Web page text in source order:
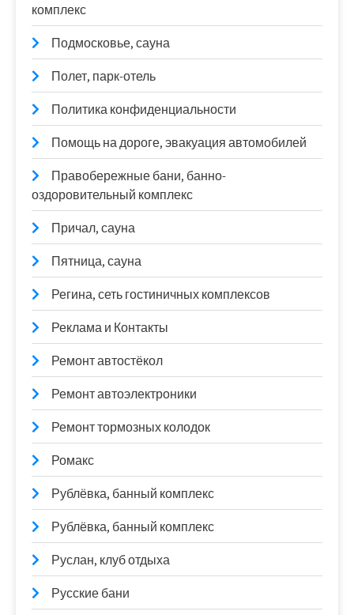
комплекс
Подмосковье, сауна
Полет, парк-отель
Политика конфиденциальности
Помощь на дороге, эвакуация автомобилей
Правобережные бани, банно-
оздоровительный комплекс
Причал, сауна
Пятница, сауна
Регина, сеть гостиничных комплексов
Реклама и Контакты
Ремонт автостёкол
Ремонт автоэлектроники
Ремонт тормозных колодок
Ромакс
Рублёвка, банный комплекс
Рублёвка, банный комплекс
Руслан, клуб отдыха
Русские бани